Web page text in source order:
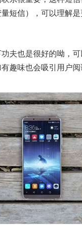
短信） ，可以理解是
夫也是很好的呦，可
趣味也会吸引用户阅